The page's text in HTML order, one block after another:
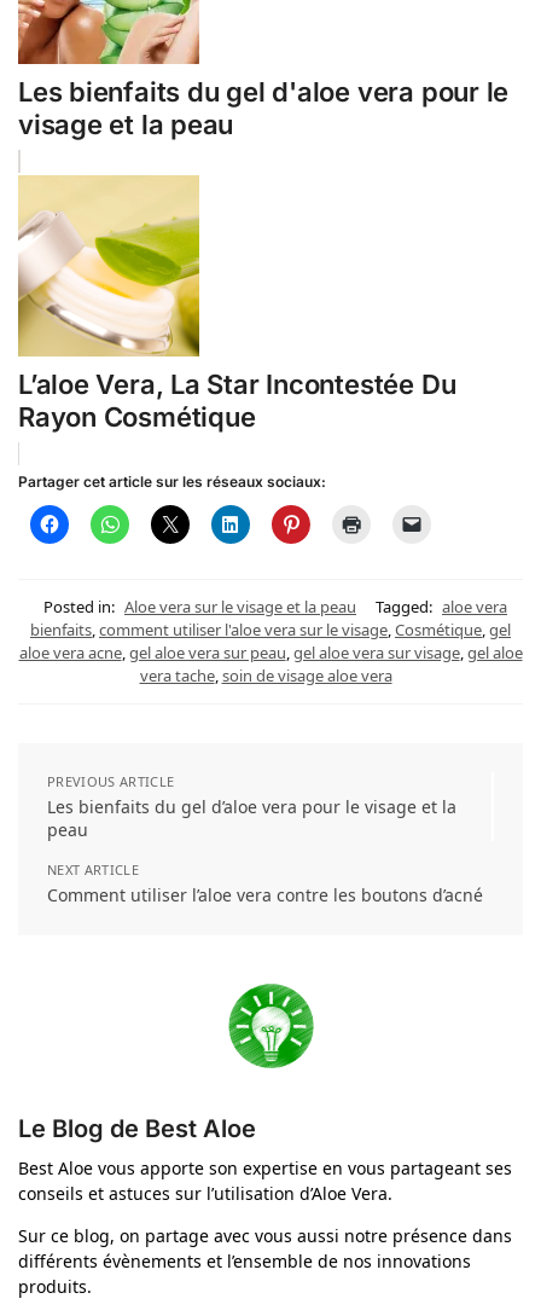
Les bienfaits du gel d'aloe vera pour le
visage et la peau
L’aloe Vera, La Star Incontestée Du
Rayon Cosmétique
Partager cet article sur les réseaux sociaux:
Posted in: Aloe vera sur le visage et la peau Tagged: aloe vera
bienfaits,comment utiliser l'aloe vera sur le visage,Cosmétique,gel
aloe vera acne,gel aloe vera sur peau,gel aloe vera sur visage,gel aloe
vera tache,soin de visage aloe vera
PREVIOUS ARTICLE
Les bienfaits du gel d’aloe vera pour le visage et la
peau
NEXT ARTICLE
Comment utiliser l’aloe vera contre les boutons d’acné
Le Blog de Best Aloe
Best Aloe vous apporte son expertise en vous partageant ses
conseils et astuces sur l’utilisation d’Aloe Vera.
Sur ce blog, on partage avec vous aussi notre présence dans
différents évènements et l’ensemble de nos innovations
produits.